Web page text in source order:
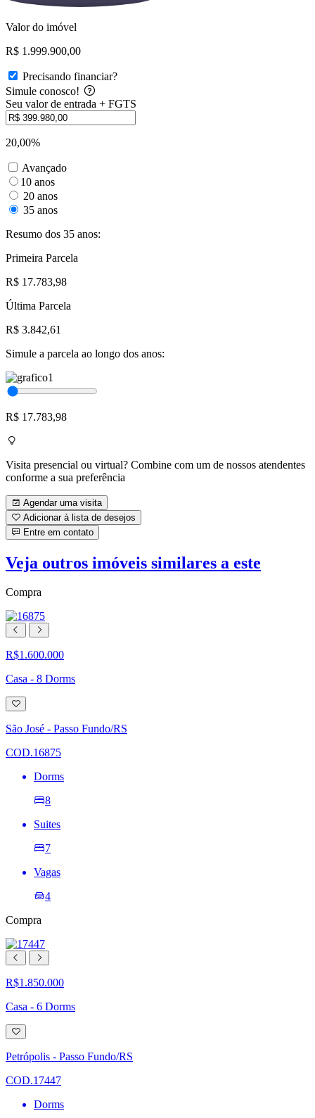
Valor do imóvel
R$ 1.999.900,00
Precisando financiar?
Simule conosco!
Seu valor de entrada + FGTS
20,00%
Avançado
10 anos
20 anos
35 anos
Resumo dos 35 anos:
Primeira Parcela
R$ 17.783,98
Última Parcela
R$ 3.842,61
Simule a parcela ao longo dos anos:
R$ 17.783,98
Visita presencial ou virtual? Combine com um de nossos atendentes
conforme a sua preferência
Agendar uma visita
Adicionar à lista de desejos
Entre em contato
Veja outros imóveis similares a este
Compra
R$1.600.000
Casa - 8 Dorms
Adicionar
à
lista
de
São José - Passo Fundo/RS
COD.16875
Dorms
8
Suites
7
Vagas
4
Compra
R$1.850.000
Casa - 6 Dorms
Adicionar
à
lista
de
Petrópolis - Passo Fundo/RS
COD.17447
Dorms